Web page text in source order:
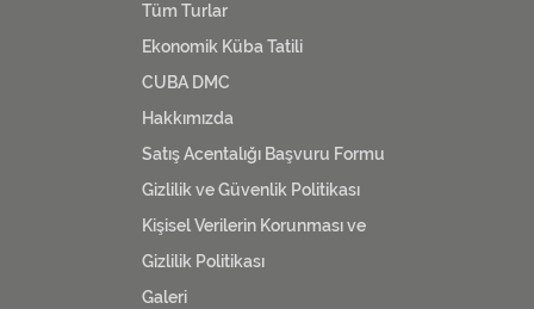
Tüm Turlar
Ekonomik Küba Tatili
CUBA DMC
Hakkımızda
Satış Acentalığı Başvuru Formu
Gizlilik ve Güvenlik Politikası
Kişisel Verilerin Korunması ve
Gizlilik Politikası
Galeri